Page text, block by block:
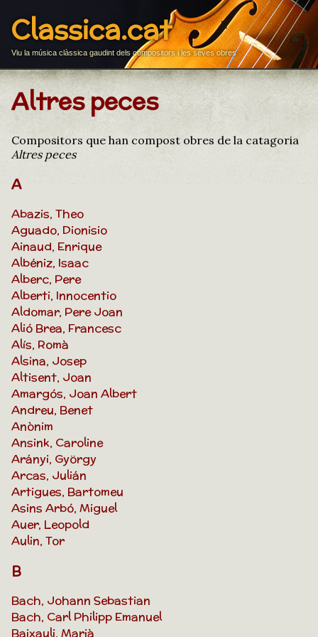
Classica.cat
Viu la música clàssica gaudint dels compositors i les seves obres
Altres peces
Compositors que han compost obres de la catagoria
Altres peces
A
Abazis, Theo
Aguado, Dionisio
Ainaud, Enrique
Albéniz, Isaac
Alberc, Pere
Alberti, Innocentio
Aldomar, Pere Joan
Alió Brea, Francesc
Alís, Romà
Alsina, Josep
Altisent, Joan
Amargós, Joan Albert
Andreu, Benet
Anònim
Ansink, Caroline
Arányi, György
Arcas, Julián
Artigues, Bartomeu
Asins Arbó, Miguel
Auer, Leopold
Aulin, Tor
B
Bach, Johann Sebastian
Bach, Carl Philipp Emanuel
Baixauli, Marià